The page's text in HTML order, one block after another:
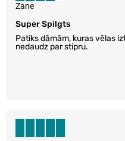
Super Spilgts
Patiks dāmām, kuras vēlas
nedaudz par stipru.
Zane